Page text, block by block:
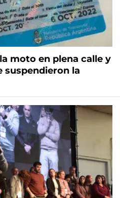
moto en plena calle y
suspendieron la